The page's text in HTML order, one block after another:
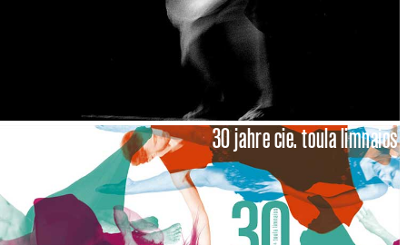
30 jahre cie. toula limnaios